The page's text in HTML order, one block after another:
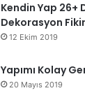
Kendin Yap
Dekorasyon
12 Ekim 2019
Yapımı Kolay
20 Mayıs 2019